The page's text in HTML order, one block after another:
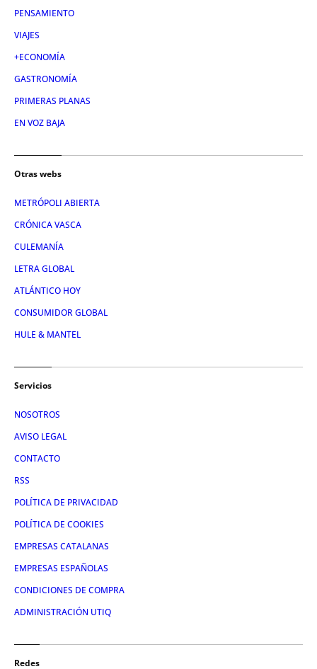
PENSAMIENTO
VIAJES
+ECONOMÍA
GASTRONOMÍA
PRIMERAS PLANAS
EN VOZ BAJA
Otras webs
METRÓPOLI ABIERTA
CRÓNICA VASCA
CULEMANÍA
LETRA GLOBAL
ATLÁNTICO HOY
CONSUMIDOR GLOBAL
HULE & MANTEL
Servicios
NOSOTROS
AVISO LEGAL
CONTACTO
RSS
POLÍTICA DE PRIVACIDAD
POLÍTICA DE COOKIES
EMPRESAS CATALANAS
EMPRESAS ESPAÑOLAS
CONDICIONES DE COMPRA
ADMINISTRACIÓN UTIQ
Redes